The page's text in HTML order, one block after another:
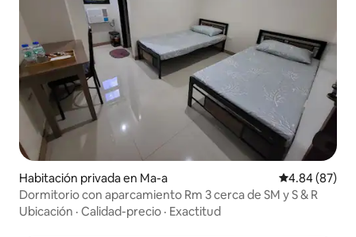
Habitación privada en Ma-a Calificación
4.84 (87)
Dormitorio con aparcamiento Rm 3 cerca de SM y S & R
Ubicación · Calidad-precio · Exactitud